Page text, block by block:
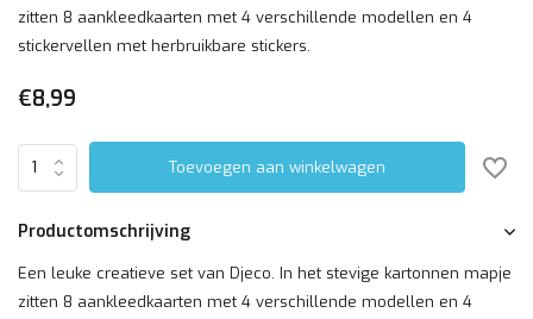
zitten 8 aankleedkaarten met 4 verschillende modellen en 4
stickervellen met herbruikbare stickers.
€8,99
Toevoegen aan winkelwagen
Productomschrijving
Een leuke creatieve set van Djeco. In het stevige kartonnen mapje
zitten 8 aankleedkaarten met 4 verschillende modellen en 4